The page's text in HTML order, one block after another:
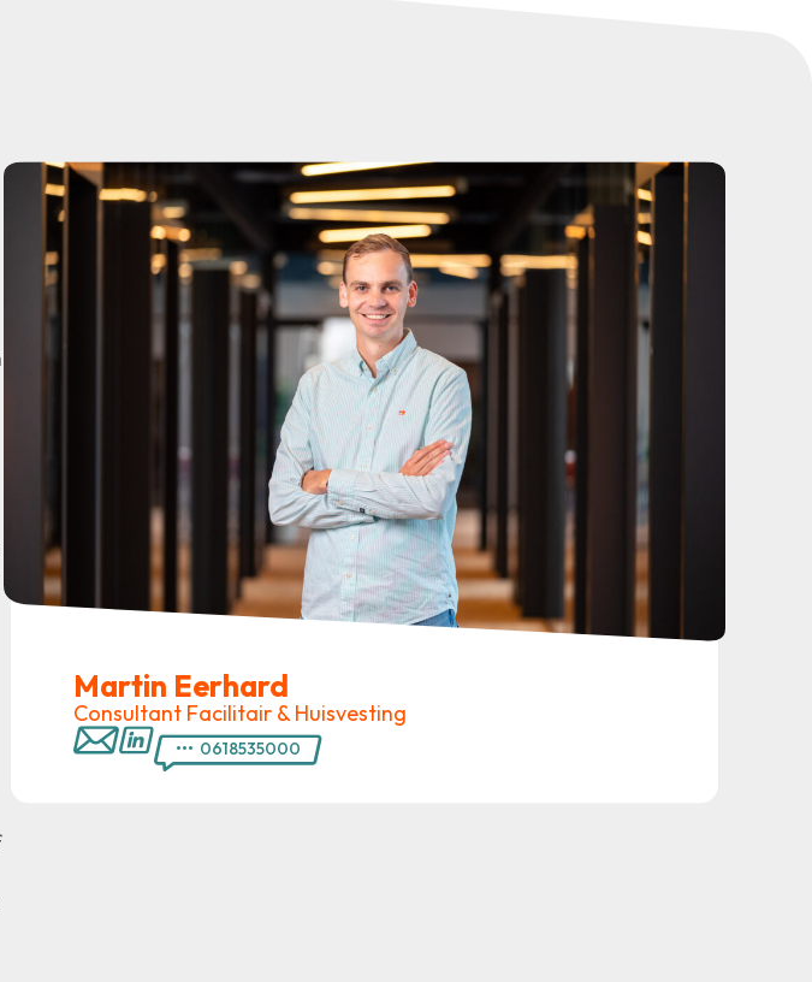
Martin Eerhard
Consultant Facilitair & Huisvesting
••• 0618535000